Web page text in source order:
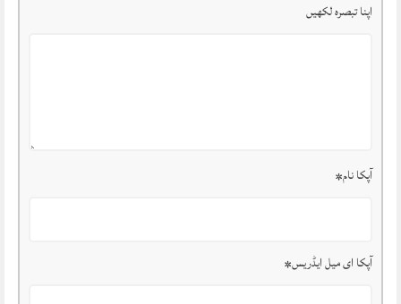
اپنا تبصرہ لکھیں
آپکا نام*
آپکا ای میل ایڈریس*